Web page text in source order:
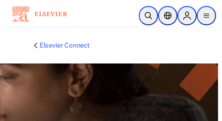
跳到主要內容
公開搜尋位置選擇器Sign in to
menu
Elsevier Connect